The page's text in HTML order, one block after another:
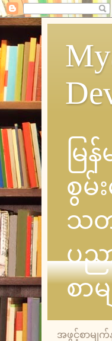
မြ
စွမ်
သတ
ပည
စာ
အဖွင့်စာမျက်